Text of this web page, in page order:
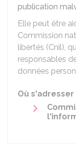
publication
Elle peut être
Commission
libertés (Cnil),
responsables
données
Où s'adresser